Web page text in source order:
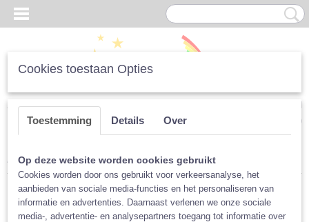
Inloggen Registreren
(0)
Home >Luiers>Per Merk> Popolini>Strikluier Popolini
Cookies toestaan Opties
Toestemming Details Over
Op deze website worden cookies gebruikt
Cookies worden door ons gebruikt voor verkeersanalyse, het
aanbieden van sociale media-functies en het personaliseren van
informatie en advertenties. Daarnaast verlenen we onze sociale
media-, advertentie- en analysepartners toegang tot informatie over